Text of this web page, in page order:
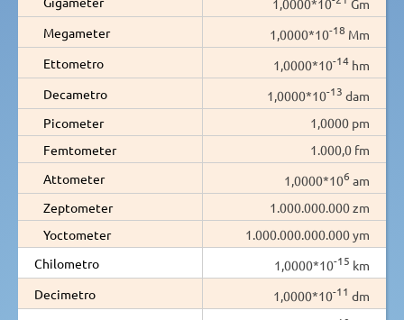
1,0000*10
Gm
Megameter
1,0000*10-18 Mm
Ettometro
1,0000*10-14 hm
Decametro
1,0000*10-13 dam
Picometer
1,0000 pm
Femtometer
1.000,0 fm
Attometer
1,0000*106 am
Zeptometer
1.000.000.000 zm
Yoctometer
1.000.000.000.000 ym
Chilometro
1,0000*10-15 km
Decimetro
1,0000*10-11 dm